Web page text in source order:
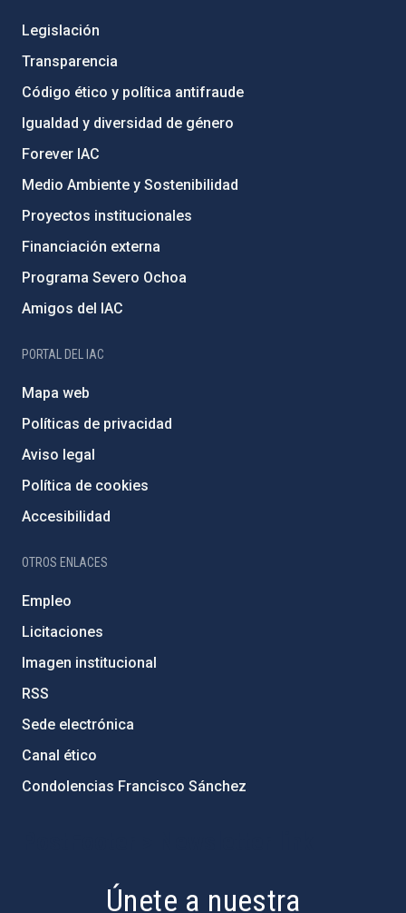
Legislación
Transparencia
Código ético y política antifraude
Igualdad y diversidad de género
Forever IAC
Medio Ambiente y Sostenibilidad
Proyectos institucionales
Financiación externa
Programa Severo Ochoa
Amigos del IAC
PORTAL DEL IAC
Mapa web
Políticas de privacidad
Aviso legal
Política de cookies
Accesibilidad
OTROS ENLACES
Empleo
Licitaciones
Imagen institucional
RSS
Sede electrónica
Canal ético
Condolencias Francisco Sánchez
Únete a nuestra